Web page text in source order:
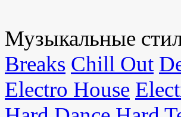
Музыкальные
Breaks Chill Out
Electro House